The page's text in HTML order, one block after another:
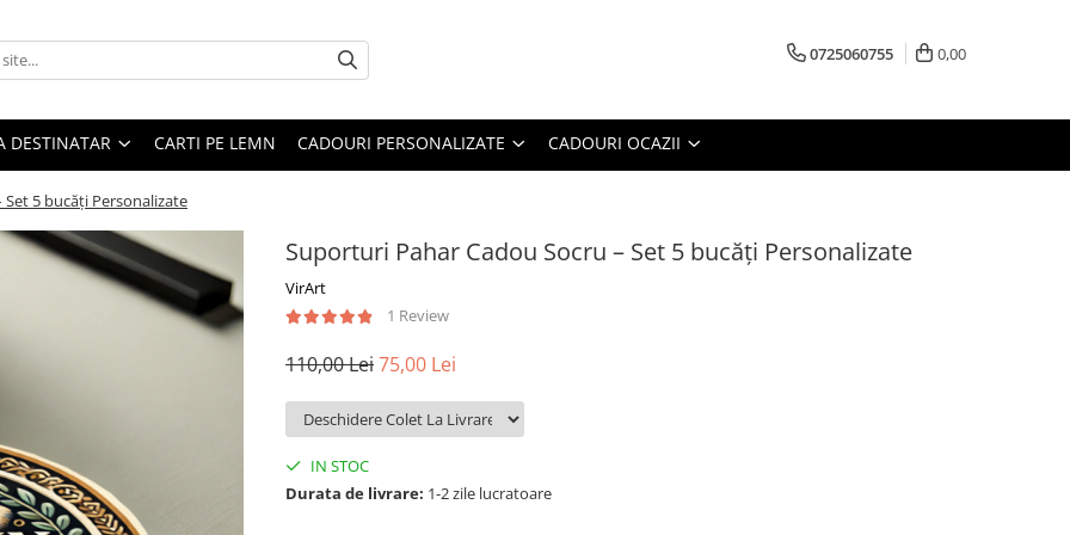
0725060755 0,00
DESTINATAR CARTI PE LEMN CADOURI PERSONALIZATE CADOURI OCAZII
5 bucăți Personalizate
Suporturi Pahar Cadou Socru – Set 5 bucăți Personalizate
VirArt
1 Review
110,00 Lei75,00 Lei
IN STOC
Durata de livrare: 1-2 zile lucratoare